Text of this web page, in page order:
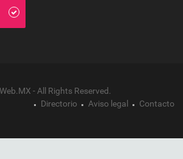
- All Rights Reserved.
Directorio
Aviso legal Contacto